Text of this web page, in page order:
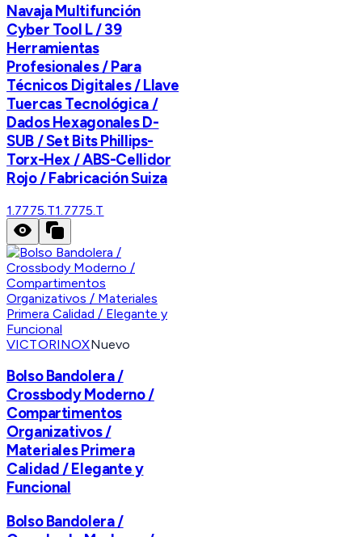
Navaja Multifunción
Cyber Tool L / 39
Herramientas
Profesionales / Para
Técnicos Digitales / Llave
Tuercas Tecnológica /
Dados Hexagonales D-
SUB / Set Bits Phillips-
Torx-Hex / ABS-Cellidor
Rojo / Fabricación Suiza
1.7775.T1.7775.T
VICTORINOXNuevo
Bolso Bandolera /
Crossbody Moderno /
Compartimentos
Organizativos /
Materiales Primera
Calidad / Elegante y
Funcional
Bolso Bandolera /